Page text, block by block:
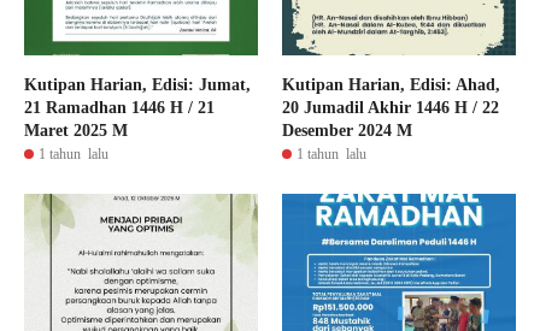
Kutipan Harian, Edisi: Jumat,
21 Ramadhan 1446 H / 21
Maret 2025 M
1 tahun lalu
Kutipan Harian, Edisi: Ahad,
20 Jumadil Akhir 1446 H / 22
Desember 2024 M
1 tahun lalu